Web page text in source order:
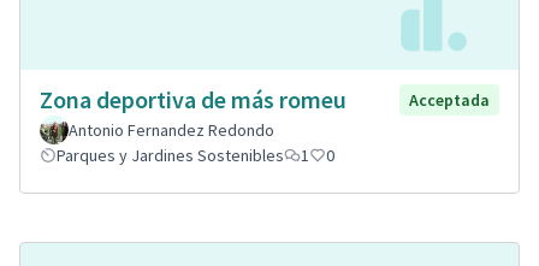
Zona deportiva de más romeu
Acceptada
Antonio Fernandez Redondo
Parques y Jardines Sostenibles
1 0